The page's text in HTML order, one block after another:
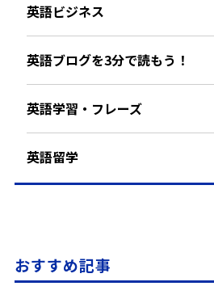
英語ビジネス
英語ブログを3分で読もう！
英語学習・フレーズ
英語留学
おすすめ記事